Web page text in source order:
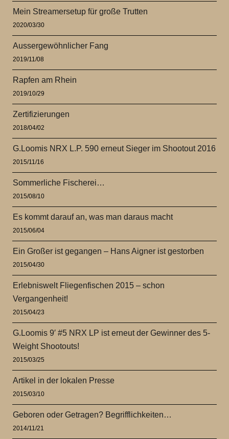
Mein Streamersetup für große Trutten
2020/03/30
Aussergewöhnlicher Fang
2019/11/08
Rapfen am Rhein
2019/10/29
Zertifizierungen
2018/04/02
G.Loomis NRX L.P. 590 erneut Sieger im Shootout 2016
2015/11/16
Sommerliche Fischerei…
2015/08/10
Es kommt darauf an, was man daraus macht
2015/06/04
Ein Großer ist gegangen – Hans Aigner ist gestorben
2015/04/30
Erlebniswelt Fliegenfischen 2015 – schon
Vergangenheit!
2015/04/23
G.Loomis 9′ #5 NRX LP ist erneut der Gewinner des 5-
Weight Shootouts!
2015/03/25
Artikel in der lokalen Presse
2015/03/10
Geboren oder Getragen? Begrifflichkeiten…
2014/11/21